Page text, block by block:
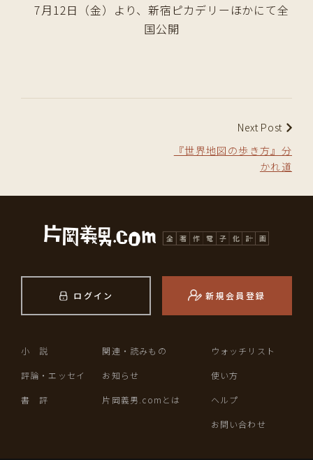
7月12日（金）より、新宿ピカデリーほかにて全
国公開
Next Post
『世界地図の歩き方』分
かれ道
ログイン 新規会員登録
小 説
評論・エッセイ
書 評
関連・読みもの
お知らせ
片岡義男.comとは
ウォッチリスト
使い方
ヘルプ
お問い合わせ